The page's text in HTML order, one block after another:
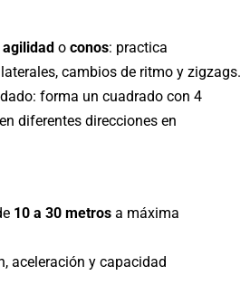
o conos: practica
cambios de ritmo y zigzags.
forma un cuadrado con 4
diferentes direcciones en
10 a 30 metros a máxima
aceleración y capacidad